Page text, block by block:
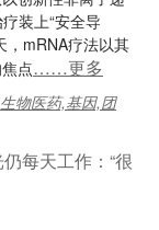
装上“安全导
，mRNA疗法以其
点……更多
物医药,基因,团